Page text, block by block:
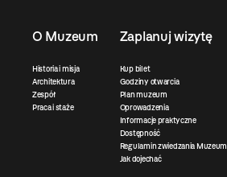
O Muzeum
Historia i misja
Architektura
Zespół
Praca i staże
Zaplanuj wizytę
Kup bilet
Godziny otwarcia
Plan muzeum
Oprowadzenia
Informacje praktyczne
Dostępność
Regulamin zwiedzania Muzeum
Jak dojechać